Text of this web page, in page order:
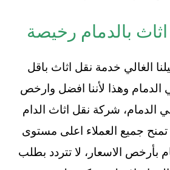
بالدمام رخيصة
الغالي خدمة نقل اثاث باقل
الدمام وهذا لأننا افضل وارخص
الدمام، شركة نقل اثاث الدام
ساعة تمنح جميع العملاء اعلى مستوى
بأرخص الاسعار، لا تتردد بطلب